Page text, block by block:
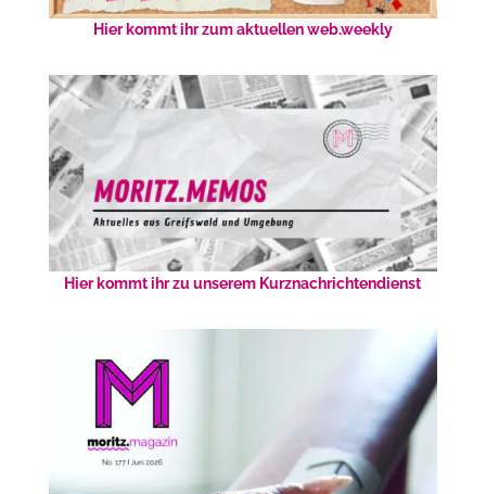
Hier kommt ihr zum aktuellen web.weekly
Hier kommt ihr zu unserem Kurznachrichtendienst